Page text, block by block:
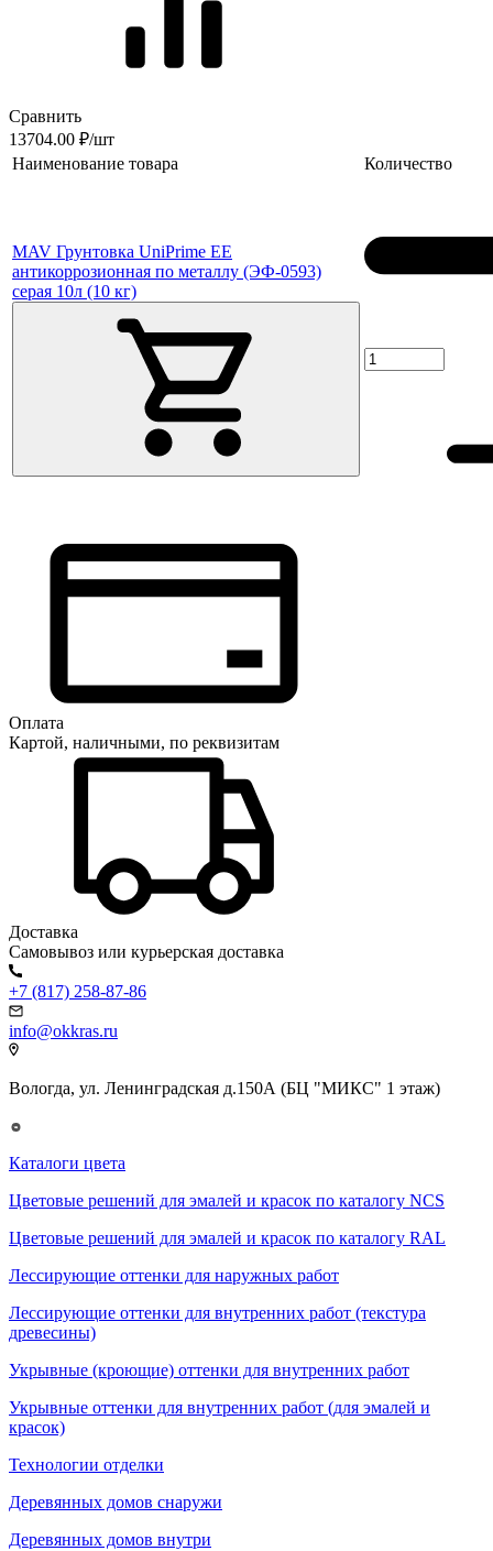
Сравнить
13704.00 ₽/шт
Наименование товара
Количество
MAV Грунтовка UniPrime EE
антикоррозионная по металлу (ЭФ-0593)
серая 10л (10 кг)
Оплата
Картой, наличными, по реквизитам
Доставка
Самовывоз или курьерская доставка
+7 (817) 258-87-86
info@okkras.ru
Вологда, ул. Ленинградская д.150А (БЦ "МИКС" 1 этаж)
Каталоги цвета
Цветовые решений для эмалей и красок по каталогу NCS
Цветовые решений для эмалей и красок по каталогу RAL
Лессирующие оттенки для наружных работ
Лессирующие оттенки для внутренних работ (текстура
древесины)
Укрывные (кроющие) оттенки для внутренних работ
Укрывные оттенки для внутренних работ (для эмалей и
красок)
Технологии отделки
Деревянных домов снаружи
Деревянных домов внутри